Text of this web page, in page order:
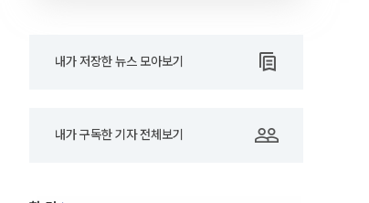
내가 저장한 뉴스 모아보기
내가 구독한 기자 전체보기